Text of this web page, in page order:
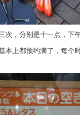
次，分别是十一点，下
本上都预约满了，每个